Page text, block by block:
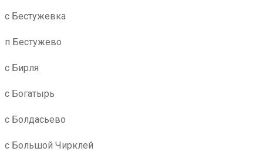
с Бестужевка
п Бестужево
с Бирля
с Богатырь
с Болдасьево
с Большой Чирклей